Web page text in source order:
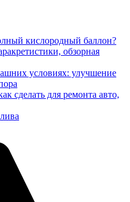
кислородный баллон?
обзорная
условиях: улучшение
сделать для ремонта авто,